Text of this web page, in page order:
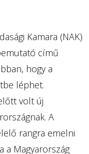
Kamara (NAK)
című
hogy a
léphet.
volt új
A
rangra emelni
a Magyarország